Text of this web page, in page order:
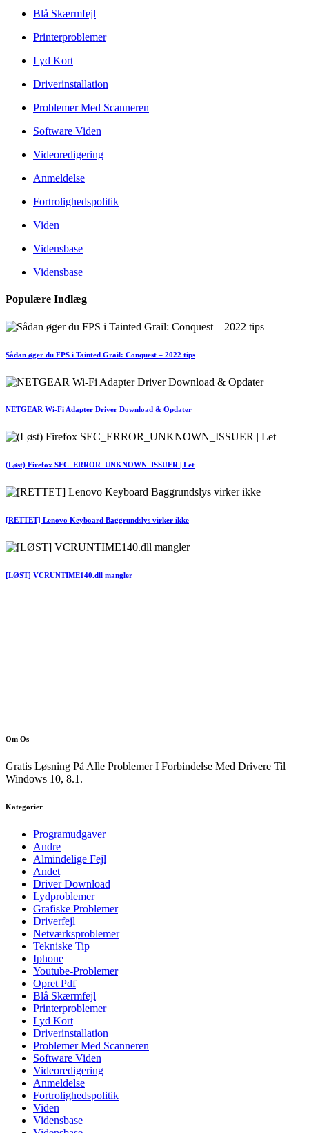
Blå Skærmfejl
Printerproblemer
Lyd Kort
Driverinstallation
Problemer Med Scanneren
Software Viden
Videoredigering
Anmeldelse
Fortrolighedspolitik
Viden
Vidensbase
Vidensbase
Populære Indlæg
Sådan øger du FPS i Tainted Grail: Conquest – 2022 tips
NETGEAR Wi-Fi Adapter Driver Download & Opdater
(Løst) Firefox SEC_ERROR_UNKNOWN_ISSUER | Let
[RETTET] Lenovo Keyboard Baggrundslys virker ikke
[LØST] VCRUNTIME140.dll mangler
Om Os
Gratis Løsning På Alle Problemer I Forbindelse Med Drivere Til
Windows 10, 8.1.
Kategorier
Programudgaver
Andre
Almindelige Fejl
Andet
Driver Download
Lydproblemer
Grafiske Problemer
Driverfejl
Netværksproblemer
Tekniske Tip
Iphone
Youtube-Problemer
Opret Pdf
Blå Skærmfejl
Printerproblemer
Lyd Kort
Driverinstallation
Problemer Med Scanneren
Software Viden
Videoredigering
Anmeldelse
Fortrolighedspolitik
Viden
Vidensbase